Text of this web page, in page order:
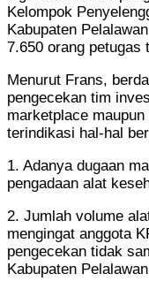
Kelompok
Kabupaten
7.650 orang petugas
Menurut Frans,
pengecekan tim
marketplace
terindikasi hal-hal
1. Adanya dugaan
pengadaan alat
2. Jumlah volume
mengingat anggota
pengecekan tidak
Kabupaten